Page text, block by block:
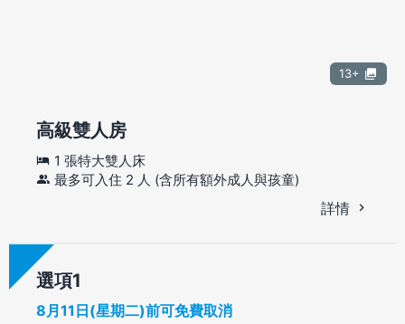
13+
高級雙人房
1 張特大雙人床
最多可入住 2 人 (含所有額外成人與孩童)
詳情
選項
8月11日(星期二)前可免費取消